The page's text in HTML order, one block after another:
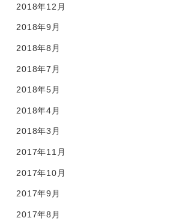
2018年12月
2018年9月
2018年8月
2018年7月
2018年5月
2018年4月
2018年3月
2017年11月
2017年10月
2017年9月
2017年8月